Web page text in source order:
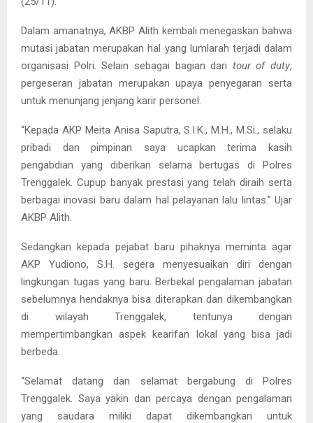
Dalam amanatnya, AKBP Alith kembali menegaskan bahwa
mutasi jabatan merupakan hal yang lumlarah terjadi dalam
organisasi Polri. Selain sebagai bagian dari tour of duty,
pergeseran jabatan merupakan upaya penyegaran serta
untuk menunjang jenjang karir personel.
“Kepada AKP Meita Anisa Saputra, S.I.K., M.H., M.Si., selaku
pribadi dan pimpinan saya ucapkan terima kasih
pengabdian yang diberikan selama bertugas di Polres
Trenggalek. Cupup banyak prestasi yang telah diraih serta
berbagai inovasi baru dalam hal pelayanan lalu lintas.” Ujar
AKBP Alith.
Sedangkan kepada pejabat baru pihaknya meminta agar
AKP Yudiono, S.H. segera menyesuaikan diri dengan
lingkungan tugas yang baru. Berbekal pengalaman jabatan
sebelumnya hendaknya bisa diterapkan dan dikembangkan
di wilayah Trenggalek, tentunya dengan
mempertimbangkan aspek kearifan lokal yang bisa jadi
berbeda.
“Selamat datang dan selamat bergabung di Polres
Trenggalek. Saya yakin dan percaya dengan pengalaman
yang saudara miliki dapat dikembangkan untuk